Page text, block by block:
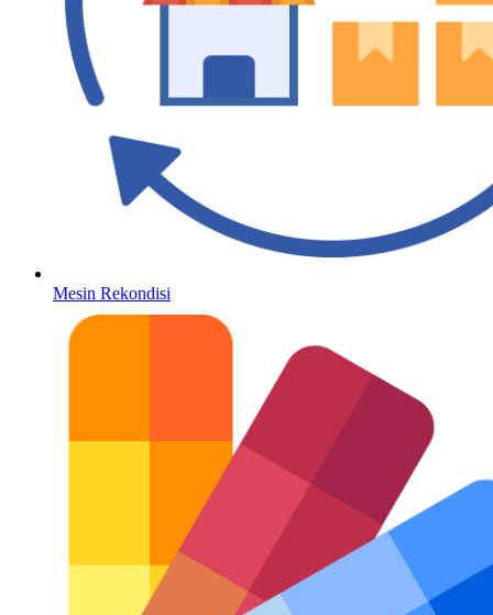
Mesin Rekondisi